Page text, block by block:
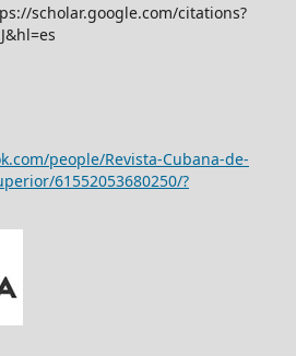
scholar.google.com/citations?
people/Revista-Cubana-de-
61552053680250/?